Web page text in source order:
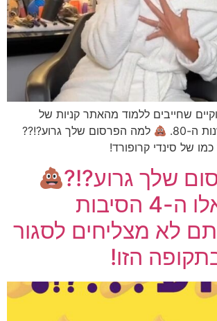
שיווקיים שחייבים ללמוד מהאתר קניות של
ה-80.
למה הפרסום שלך גרוע?!??
של סינדי קרופורד!
שלך גרוע?!?
פרק 2 – אלו ה-4 הסיבות
לא מצליחים לסגור
הזו!